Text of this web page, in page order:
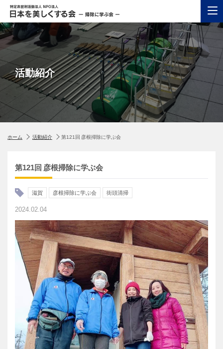
活動紹介
ホーム 活動紹介 第121回 彦根掃除に学ぶ会
第121回 彦根掃除に学ぶ会
滋賀 彦根掃除に学ぶ会 街頭清掃
2024.02.04